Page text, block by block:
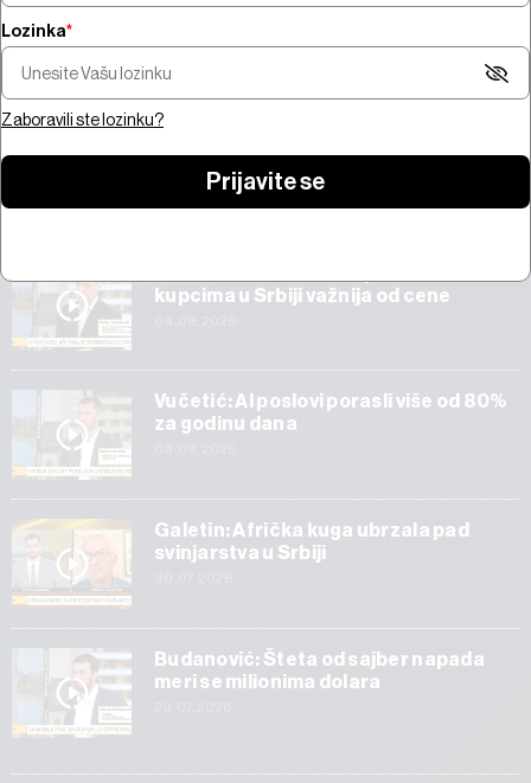
Pregled nedelje - pregovori na
prvi rezultati SpaceX-a
Šta pokreće
bitcoina od 100
jačanje zlata i AI
Start
kupcima u Srbiji važnija od cene
Vučetić: AI poslovi porasli više od 80%
za godinu dana
Galetin: Afrička kuga ubrzala pad
svinjarstva u Srbiji
Budanović: Šteta od sajber napada
meri se milionima dolara
Lozinka*
Zaboravili ste lozinku?
Prijavite se